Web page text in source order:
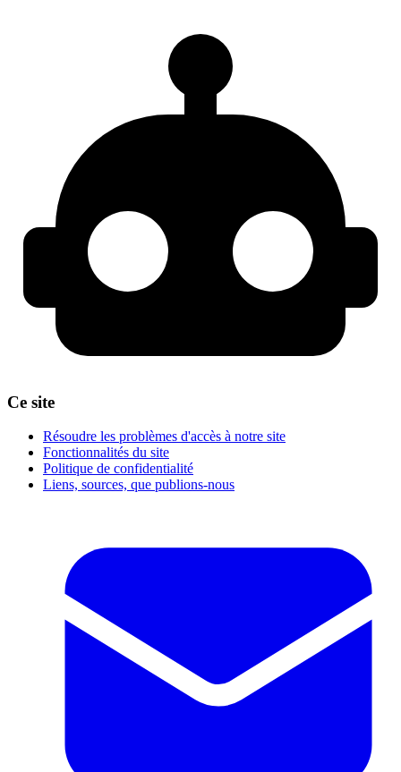
Ce site
Résoudre les problèmes d'accès à notre site
Fonctionnalités du site
Politique de confidentialité
Liens, sources, que publions-nous